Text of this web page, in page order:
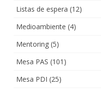
Listas de espera (12)
Medioambiente (4)
Mentoring (5)
Mesa PAS (101)
Mesa PDI (25)